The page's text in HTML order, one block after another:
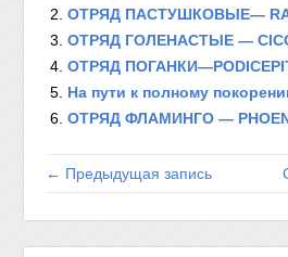
ОТРЯД ПАСТУШКОВЫЕ—
ОТРЯД ГОЛЕНАСТЫЕ —
ОТРЯД
На пути к полному
ОТРЯД ФЛАМИНГО —
← Предыдущая запись